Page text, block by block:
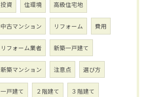
投資 住環境 高級住宅地
中古マンション リフォーム 費用
リフォーム業者 新築一戸建て
新築マンション 注意点 選び方
一戸建て ２階建て ３階建て